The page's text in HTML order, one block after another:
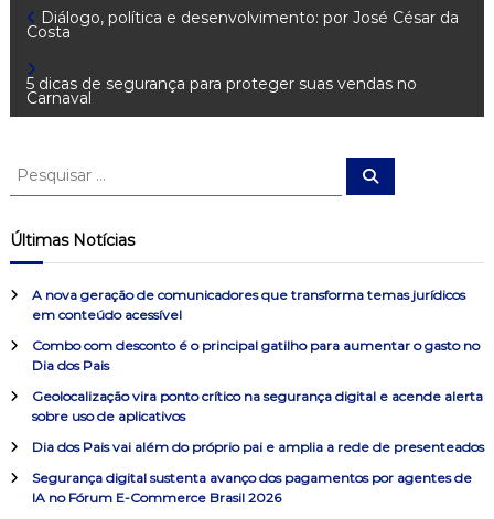
N
a
v
e
g
a
d
Diálogo, política e desenvolvimento: por José César da
Costa
5 dicas de segurança para proteger suas vendas no
Carnaval
P
q
u
s
r
o
:
P
s
r
Últimas Notícias
A nova geração de comunicadores que transforma temas jurídicos
em conteúdo acessível
Combo com desconto é o principal gatilho para aumentar o gasto no
Dia dos Pais
Geolocalização vira ponto crítico na segurança digital e acende alerta
sobre uso de aplicativos
Dia dos Pais vai além do próprio pai e amplia a rede de presenteados
Segurança digital sustenta avanço dos pagamentos por agentes de
IA no Fórum E-Commerce Brasil 2026